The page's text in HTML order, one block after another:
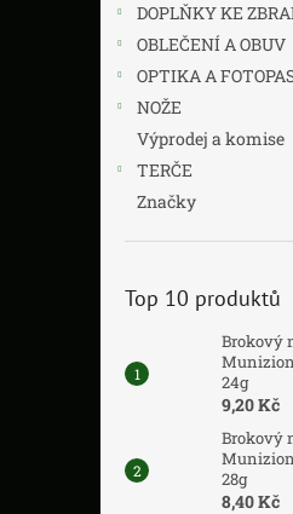
DOPLŇKY KE
OBLEČENÍ A OBUV
OPTIKA A
NOŽE
Výprodej a komise
TERČE
Značky
Top 10 produktů
Brokový
24g
9,20 Kč
Brokový
28g
8,40 Kč